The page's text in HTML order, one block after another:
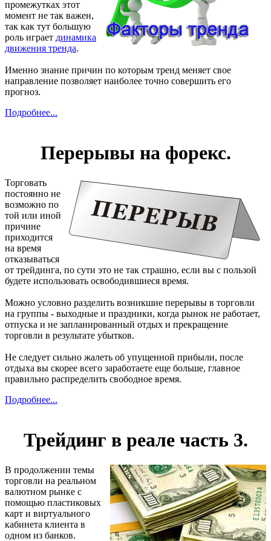
промежутках этот
момент не так важен,
так как тут большую
роль играет динамика
движения тренда.
Именно знание причин по которым тренд меняет свое
направление позволяет наиболее точно совершить его
прогноз.
Подробнее...
Перерывы на форекс.
Торговать
постоянно не
возможно по
той или иной
причине
приходится
на время
отказываться
от трейдинга, по сути это не так страшно, если вы с пользой
будете использовать освободившиеся время.
Можно условно разделить возникшие перерывы в торговли
на группы - выходные и праздники, когда рынок не работает,
отпуска и не запланированный отдых и прекращение
торговли в результате убытков.
Не следует сильно жалеть об упущенной прибыли, после
отдыха вы скорее всего заработаете еще больше, главное
правильно распределить свободное время.
Подробнее...
Трейдинг в реале часть 3.
В продолжении темы
торговли на реальном
валютном рынке с
помощью пластиковых
карт и виртуального
кабинета клиента в
одном из банков.